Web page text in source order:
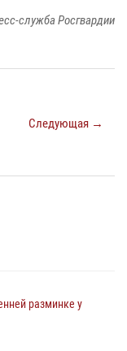
служба Росгвардии
Следующая →
разминке у